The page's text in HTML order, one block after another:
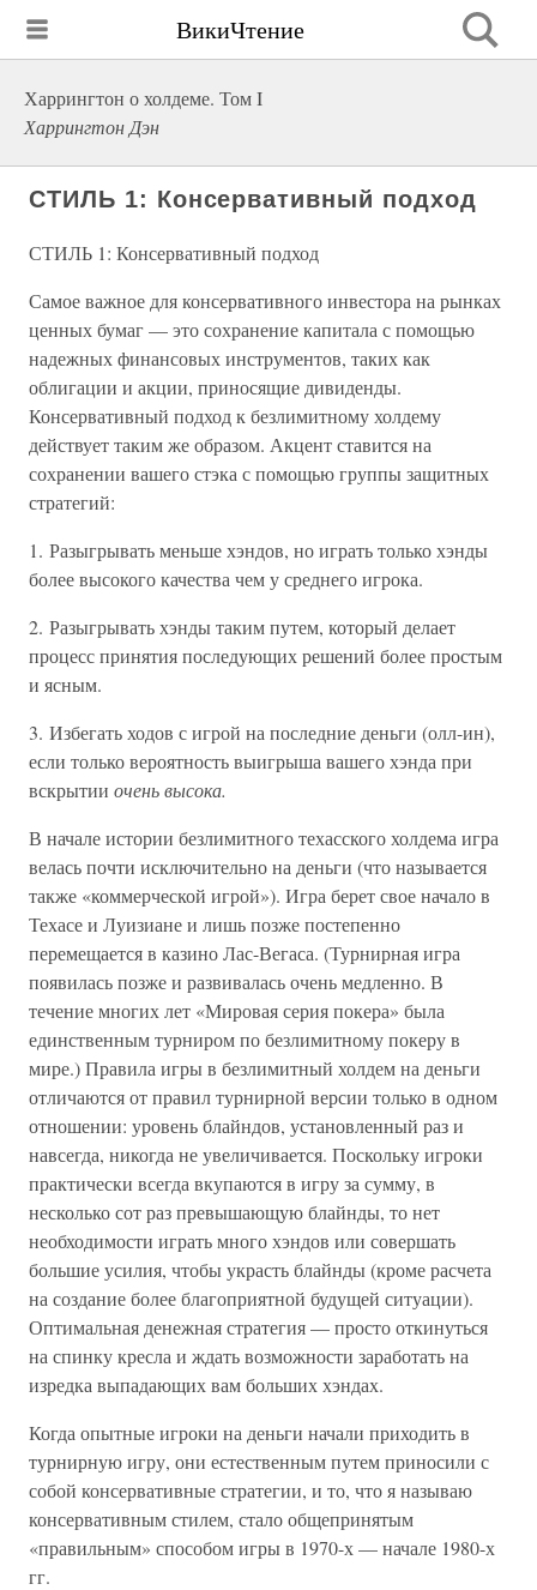
ВикиЧтение
Харрингтон о холдеме. Том I
Харрингтон Дэн
СТИЛЬ 1: Консервативный подход
СТИЛЬ 1: Консервативный подход
Самое важное для консервативного инвестора на рынках
ценных бумаг — это сохранение капитала с помощью
надежных финансовых инструментов, таких как
облигации и акции, приносящие дивиденды.
Консервативный подход к безлимитному холдему
действует таким же образом. Акцент ставится на
сохранении вашего стэка с помощью группы защитных
стратегий:
1. Разыгрывать меньше хэндов, но играть только хэнды
более высокого качества чем у среднего игрока.
2. Разыгрывать хэнды таким путем, который делает
процесс принятия последующих решений более простым
и ясным.
3. Избегать ходов с игрой на последние деньги (олл-ин),
если только вероятность выигрыша вашего хэнда при
вскрытии очень высока.
В начале истории безлимитного техасского холдема игра
велась почти исключительно на деньги (что называется
также «коммерческой игрой»). Игра берет свое начало в
Техасе и Луизиане и лишь позже постепенно
перемещается в казино Лас-Вегаса. (Турнирная игра
появилась позже и развивалась очень медленно. В
течение многих лет «Мировая серия покера» была
единственным турниром по безлимитному покеру в
мире.) Правила игры в безлимитный холдем на деньги
отличаются от правил турнирной версии только в одном
отношении: уровень блайндов, установленный раз и
навсегда, никогда не увеличивается. Поскольку игроки
практически всегда вкупаются в игру за сумму, в
несколько сот раз превышающую блайнды, то нет
необходимости играть много хэндов или совершать
большие усилия, чтобы украсть блайнды (кроме расчета
на создание более благоприятной будущей ситуации).
Оптимальная денежная стратегия — просто откинуться
на спинку кресла и ждать возможности заработать на
изредка выпадающих вам больших хэндах.
Когда опытные игроки на деньги начали приходить в
турнирную игру, они естественным путем приносили с
собой консервативные стратегии, и то, что я называю
консервативным стилем, стало общепринятым
«правильным» способом игры в 1970-х — начале 1980-х
гг.